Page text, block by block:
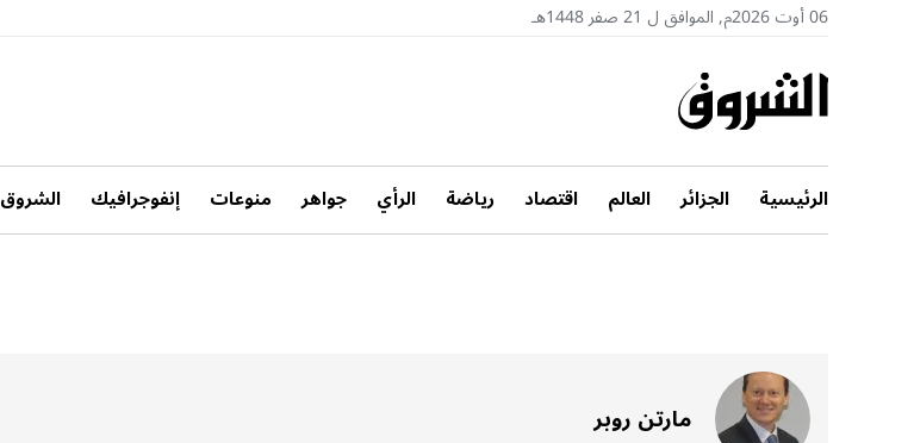
06 أوت 2026م, الموافق ل 21 صفر 1448هـ
الرئيسية الجزائر العالم اقتصاد رياضة الرأي جواهر منوعات إنفوجرافيك الشروق News
مارتن روبر